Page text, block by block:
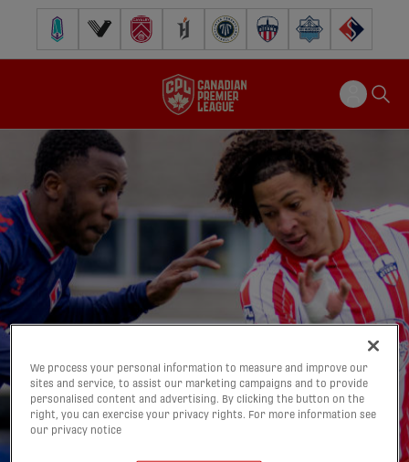
Pacific FC Vancouver FCCavalry FC Forge FC Inter Toronto FCAtlético OttawaHalifax Wanderers
FC Supra
We process your personal information to measure and improve our
sites and service, to assist our marketing campaigns and to provide
personalised content and advertising. By clicking the button on the
right, you can exercise your privacy rights. For more information see
our privacy notice